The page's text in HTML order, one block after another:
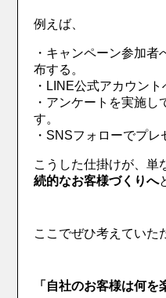
例えば、
・キャンペーン参加
布する。
・LINE公式アカウント
・アンケートを実施
す。
・SNSフォローでプレ
こうした仕掛けが、単
続的なお客様づくりへ
ここでぜひ考えていた
「自社のお客様は何を